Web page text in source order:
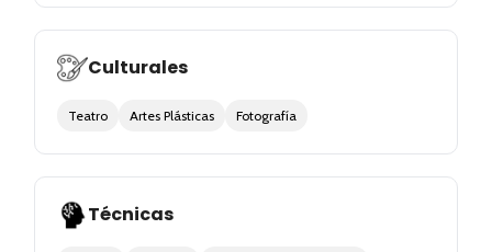
Culturales
Teatro Artes Plásticas Fotografía
Técnicas